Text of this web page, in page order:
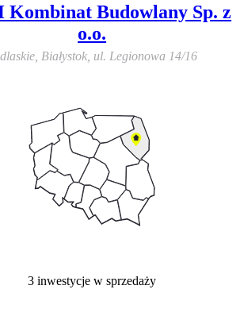
Kombinat Budowlany Sp. z
o.o.
Białystok, ul. Legionowa 14/16
3 inwestycje w sprzedaży